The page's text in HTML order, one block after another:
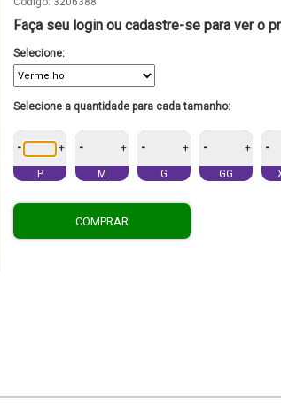
Faça seu login ou cadastre-se para ver o
Selecione:
Selecione a quantidade para cada tamanho:
- +
P
- +
M
- +
G
- +
GG
-
COMPRAR